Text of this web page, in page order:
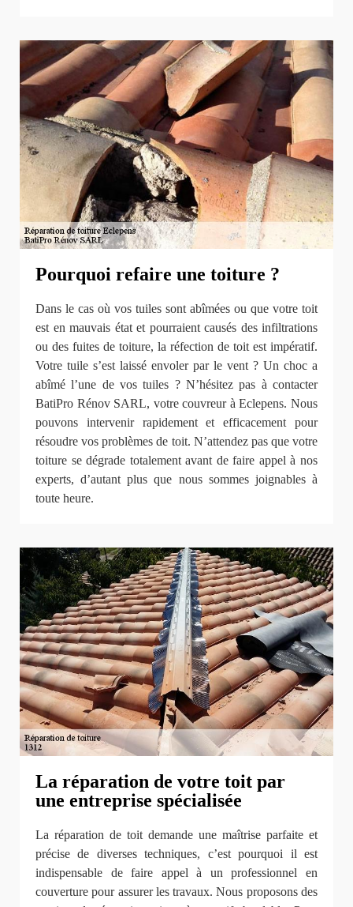
Pourquoi refaire une toiture ?
Dans le cas où vos tuiles sont abîmées ou que votre toit
est en mauvais état et pourraient causés des infiltrations
ou des fuites de toiture, la réfection de toit est impératif.
Votre tuile s’est laissé envoler par le vent ? Un choc a
abîmé l’une de vos tuiles ? N’hésitez pas à contacter
BatiPro Rénov SARL, votre couvreur à Eclepens. Nous
pouvons intervenir rapidement et efficacement pour
résoudre vos problèmes de toit. N’attendez pas que votre
toiture se dégrade totalement avant de faire appel à nos
experts, d’autant plus que nous sommes joignables à
toute heure.
La réparation de votre toit par
une entreprise spécialisée
La réparation de toit demande une maîtrise parfaite et
précise de diverses techniques, c’est pourquoi il est
indispensable de faire appel à un professionnel en
couverture pour assurer les travaux. Nous proposons des